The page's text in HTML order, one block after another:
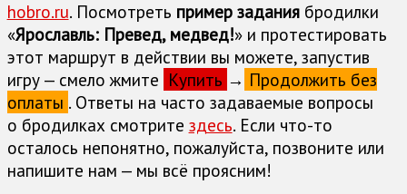
hobro.ru. Посмотреть пример заданиябродилки
«Ярославль: Превед, медвед!» и протестировать
этот маршрут в действии вы можете, запустив
игру — смело жмите Купить → Продолжить без
оплаты . Ответы на часто задаваемые вопросы
о бродилках cмотрите здесь. Если что-то
осталось непонятно, пожалуйста, позвоните или
напишите нам — мы всё проясним!